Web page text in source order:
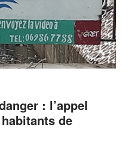
: l’appel
de